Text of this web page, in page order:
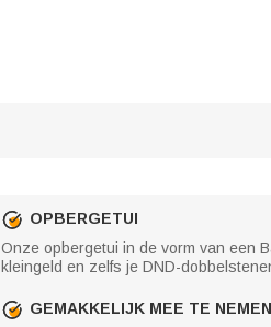
OPBERGETUI
Onze opbergetui in de vorm van een
kleingeld en zelfs je DND-
GEMAKKELIJK MEE TE NEMEN